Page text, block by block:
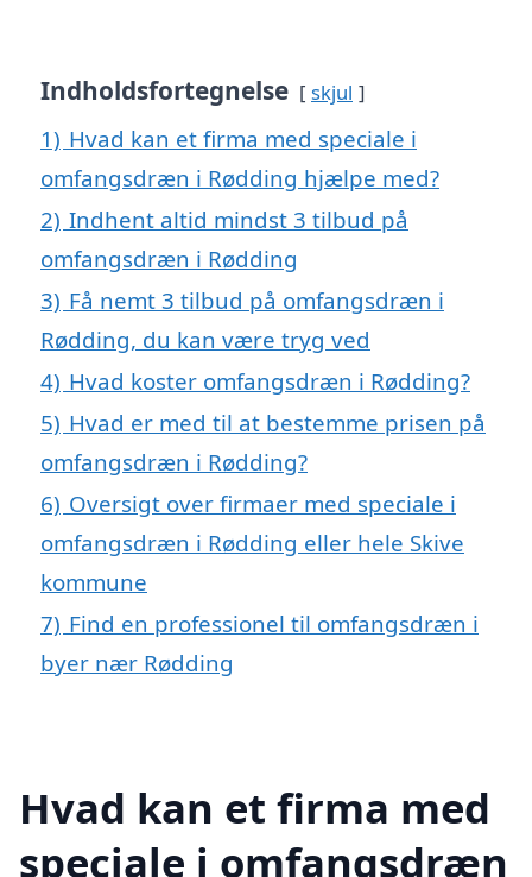
Indholdsfortegnelse skjul
1) Hvad kan et firma med speciale i
omfangsdræn i Rødding hjælpe med?
2) Indhent altid mindst 3 tilbud på
omfangsdræn i Rødding
3) Få nemt 3 tilbud på omfangsdræn i
Rødding, du kan være tryg ved
4) Hvad koster omfangsdræn i Rødding?
5) Hvad er med til at bestemme prisen på
omfangsdræn i Rødding?
6) Oversigt over firmaer med speciale i
omfangsdræn i Rødding eller hele Skive
kommune
7) Find en professionel til omfangsdræn i
byer nær Rødding
Hvad kan et firma med
speciale i omfangsdræn